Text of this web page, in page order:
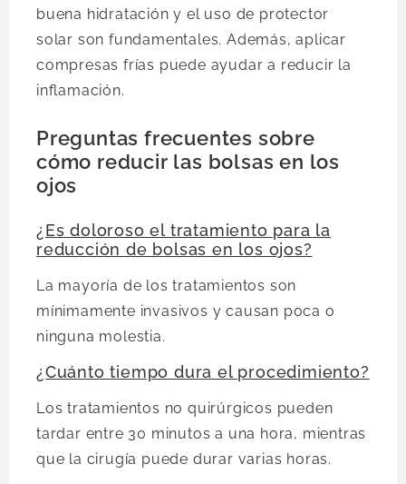
buena hidratación y el uso de protector
solar son fundamentales. Además, aplicar
compresas frías puede ayudar a reducir la
inflamación.
Preguntas frecuentes sobre
cómo reducir las bolsas en los
ojos
¿Es doloroso el tratamiento para la
reducción de bolsas en los ojos?
La mayoría de los tratamientos son
mínimamente invasivos y causan poca o
ninguna molestia.
¿Cuánto tiempo dura el procedimiento?
Los tratamientos no quirúrgicos pueden
tardar entre 30 minutos a una hora, mientras
que la cirugía puede durar varias horas.